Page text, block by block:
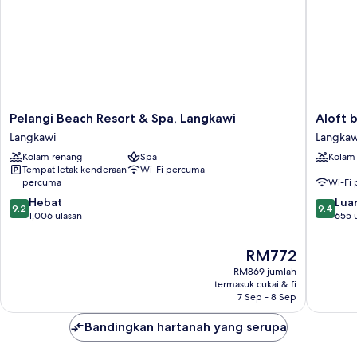
Pelangi
Beach
Resort
&
Spa,
Langkawi
Langkawi
Pelangi Beach Resort & Spa, Langkawi
Langkawi
Kolam renang
Spa
Tempat letak kenderaan
percuma
Wi-Fi percuma
9.2
daripada
9.2 Hebat
1,006 ulasan
Harga
ialah
RM772
RM772
RM869 jumlah
termasuk cukai & fi
7 Sep - 8 Sep
Aloft
by
Marriott
Tengah
Aloft
Wi-Fi
9.4
9.4
655
Bandingkan hartanah yang serupa